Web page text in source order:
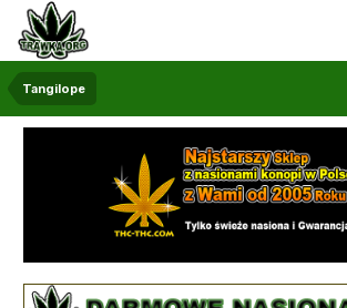
Tangilope